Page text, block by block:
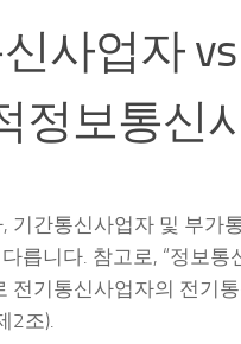
사업자
정보통신
기간통신사업자 및 부가
릅니다. 참고로, “정보
전기통신사업자의 전기
2조).